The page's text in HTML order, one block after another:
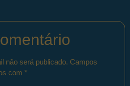
não será publicado. Campos
com *